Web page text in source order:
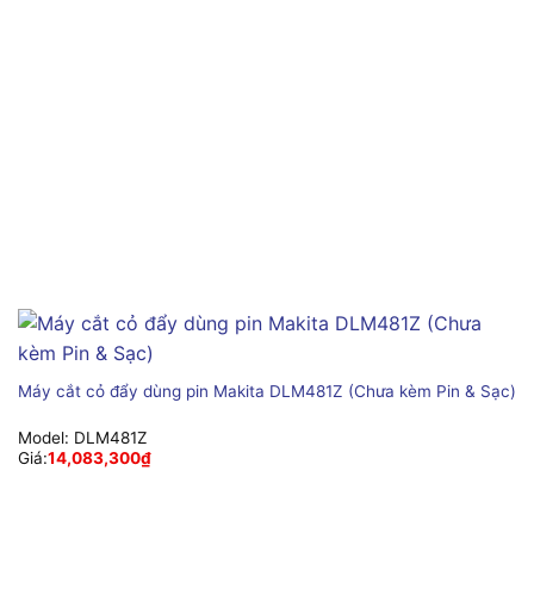
Máy cắt cỏ đẩy dùng pin Makita DLM481Z (Chưa kèm Pin & Sạc)
Model: DLM481Z
Giá:14,083,300₫